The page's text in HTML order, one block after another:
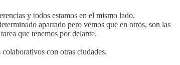
y todos estamos en el mismo lado.
apartado pero vemos que en otros, son las
que tenemos por delante.
con otras ciudades.